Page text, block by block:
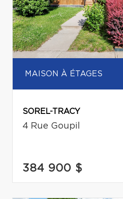
MAISON À ÉTAGES
SOREL-TRACY
4 Rue Goupil
384 900 $